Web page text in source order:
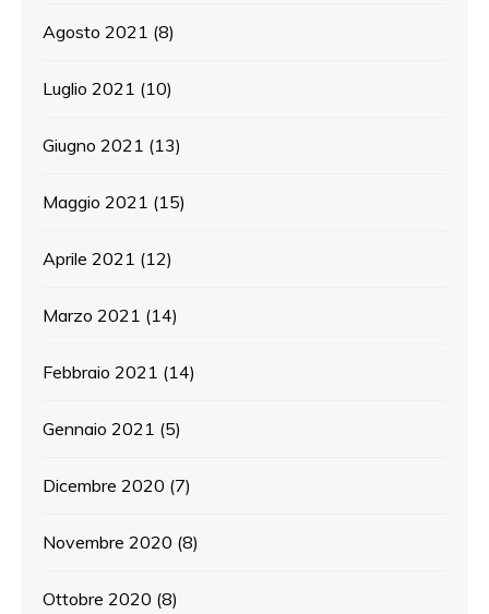
Agosto 2021 (8)
Luglio 2021 (10)
Giugno 2021 (13)
Maggio 2021 (15)
Aprile 2021 (12)
Marzo 2021 (14)
Febbraio 2021 (14)
Gennaio 2021 (5)
Dicembre 2020 (7)
Novembre 2020 (8)
Ottobre 2020 (8)